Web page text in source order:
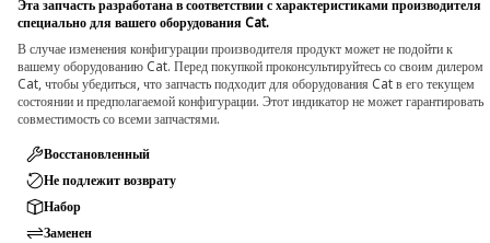
Эта запчасть разработана в соответствии с характеристиками производителя
специально для вашего оборудования Cat.
В случае изменения конфигурации производителя продукт может не подойти к
вашему оборудованию Cat. Перед покупкой проконсультируйтесь со своим дилером
Cat, чтобы убедиться, что запчасть подходит для оборудования Cat в его текущем
состоянии и предполагаемой конфигурации. Этот индикатор не может гарантировать
совместимость со всеми запчастями.
Восстановленный
Не подлежит возврату
Набор
Заменен